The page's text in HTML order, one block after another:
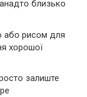
близько
або рисом для
хорошої
залиште